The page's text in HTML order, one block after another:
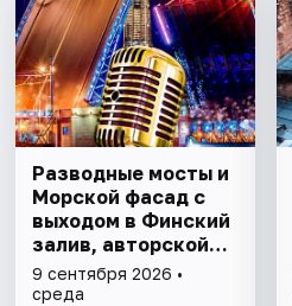
Разводные мосты и
Морской фасад с
выходом в Финский
залив, авторской
экскурсией и живой
музыкой
9 сентября 2026 •
среда